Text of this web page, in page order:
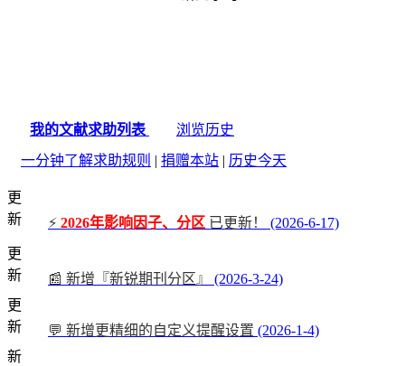
我的文献求助列表
浏览历史
一分钟了解求助规则 | 捐赠本站 | 历史今天
更
新
⚡ 2026年影响因子、分区 已更新！
(2026-6-17)
更
新
📰 新增『新锐期刊分区』
(2026-3-24)
更
新
💬 新增更精细的自定义提醒设置 (2026-1-4)
新